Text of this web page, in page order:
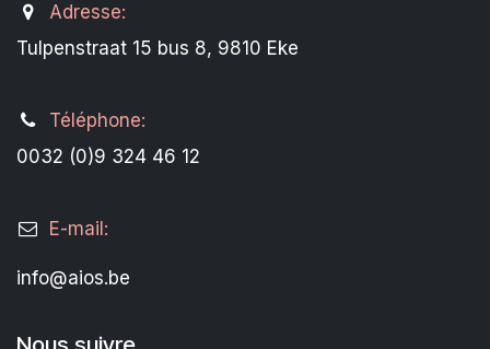
Adresse:
Tulpenstraat 15 bus 8, 9810 Eke
Téléphone:
0032 (0)9 324 46 12
E-mail:
info@aios.be